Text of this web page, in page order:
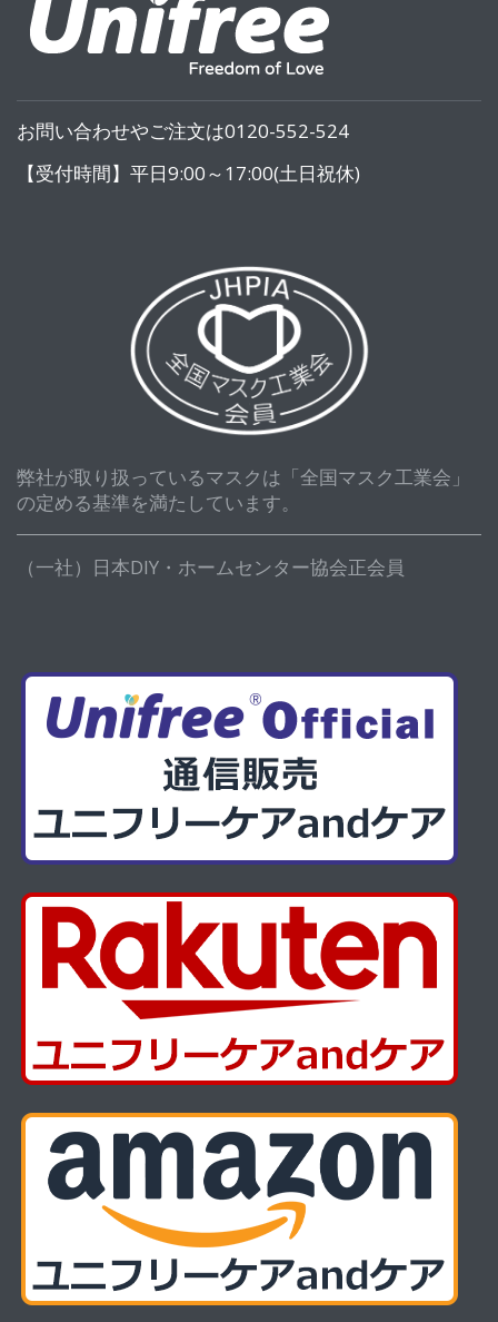
お問い合わせやご注文は0120-552-524
【受付時間】平日9:00～17:00(土日祝休)
弊社が取り扱っているマスクは「全国マスク工業会」
の定める基準を満たしています。
（一社）日本DIY・ホームセンター協会正会員